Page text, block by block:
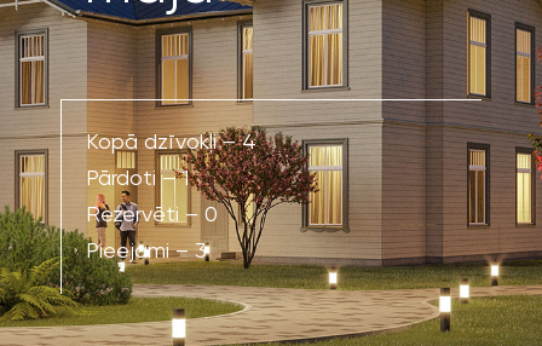
Kopā dzīvokļi – 4
Pārdoti – 1
Rezervēti – 0
Pieejami – 3